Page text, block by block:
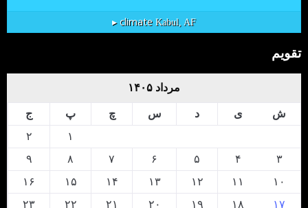
Kabul, AF
climate ▸
تقویم
مرداد ۱۴۰۵
ش ی د س چ پ
ج
۱
۲
۳
۴ ۵ ۶ ۷ ۸
۹
۱۰
۱۱ ۱۲ ۱۳ ۱۴ ۱۵
۱۶
۱۷
۱۸ ۱۹ ۲۰ ۲۱ ۲۲ ۲۳